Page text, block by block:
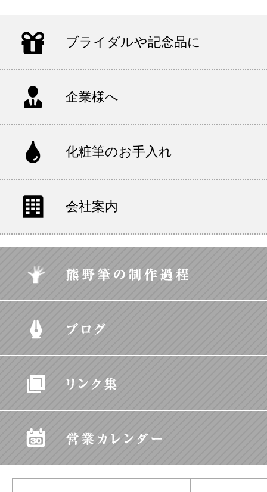
ブライダルや記念品に
企業様へ
化粧筆のお手入れ
会社案内